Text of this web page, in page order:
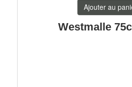
Ajouter au
Westmalle